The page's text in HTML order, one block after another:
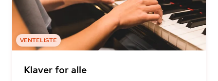
VENTELISTE
Klaver for alle